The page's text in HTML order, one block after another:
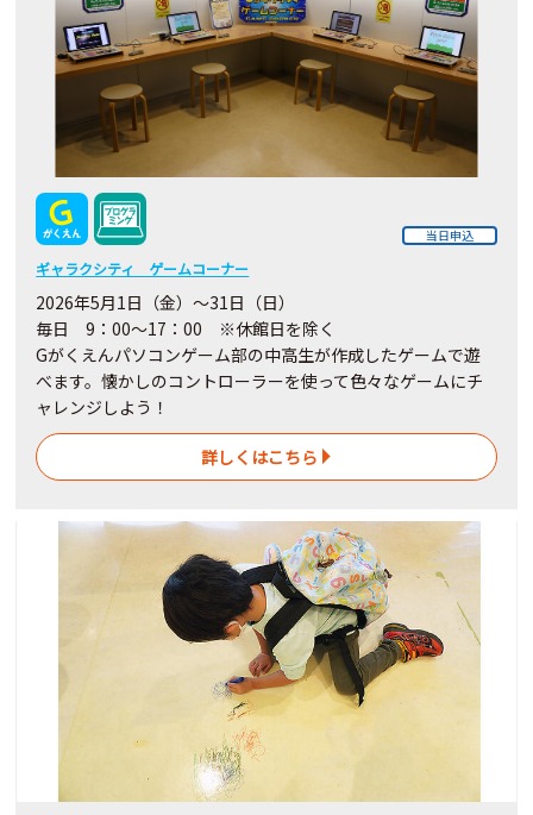
当日申込
ギャラクシティ ゲームコーナー
2026年5月1日（金）～31日（日）
毎日 9：00～17：00 ※休館日を除く
Gがくえんパソコンゲーム部の中高生が作成したゲームで遊
べます。懐かしのコントローラーを使って色々なゲームにチ
ャレンジしよう！
詳しくはこちら